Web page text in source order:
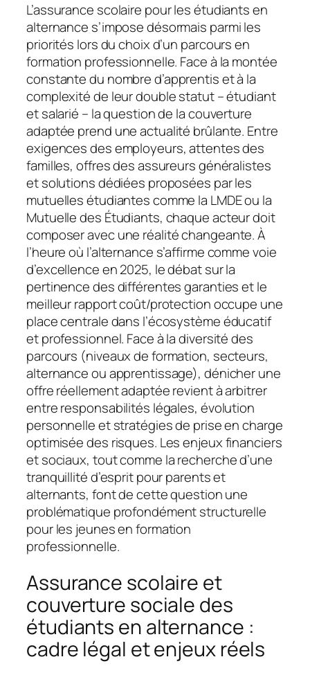
L’assurance scolaire pour les étudiants en
alternance s’impose désormais parmi les
priorités lors du choix d’un parcours en
formation professionnelle. Face à la montée
constante du nombre d’apprentis et à la
complexité de leur double statut – étudiant
et salarié – la question de la couverture
adaptée prend une actualité brûlante. Entre
exigences des employeurs, attentes des
familles, offres des assureurs généralistes
et solutions dédiées proposées par les
mutuelles étudiantes comme la LMDE ou la
Mutuelle des Étudiants, chaque acteur doit
composer avec une réalité changeante. À
l’heure où l’alternance s’affirme comme voie
d’excellence en 2025, le débat sur la
pertinence des différentes garanties et le
meilleur rapport coût/protection occupe une
place centrale dans l’écosystème éducatif
et professionnel. Face à la diversité des
parcours (niveaux de formation, secteurs,
alternance ou apprentissage), dénicher une
offre réellement adaptée revient à arbitrer
entre responsabilités légales, évolution
personnelle et stratégies de prise en charge
optimisée des risques. Les enjeux financiers
et sociaux, tout comme la recherche d’une
tranquillité d’esprit pour parents et
alternants, font de cette question une
problématique profondément structurelle
pour les jeunes en formation
professionnelle.
Assurance scolaire et
couverture sociale des
étudiants en alternance :
cadre légal et enjeux réels